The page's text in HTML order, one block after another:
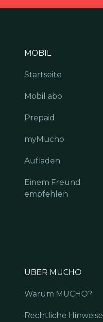
MOBIL
Startseite
Mobil abo
Prepaid
myMucho
Aufladen
Einem Freund
empfehlen
ÜBER MUCHO
Warum MUCHO?
Rechtliche Hinweise